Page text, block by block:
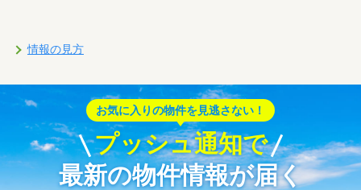
情報の見方
お気に入りの物件を見逃さない！
プッシュ通知で
最新の物件情報が届く